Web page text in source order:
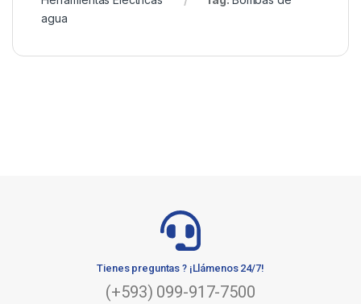
agua
Tienes preguntas ? ¡Llámenos 24/7!
(+593) 099-917-7500